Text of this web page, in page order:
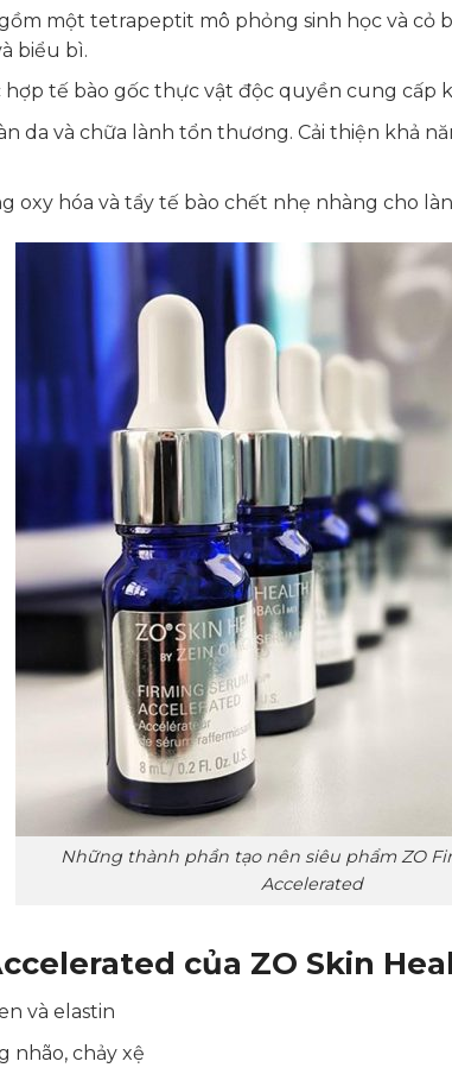
một tetrapeptit mô phỏng sinh học và cỏ
biểu bì.
hợp tế bào gốc thực vật độc quyền cung cấp
da và chữa lành tổn thương. Cải thiện khả
oxy hóa và tẩy tế bào chết nhẹ nhàng cho
Những thành phần tạo nên siêu phẩm ZO
Accelerated
của ZO Skin
và elastin
nhão, chảy xệ